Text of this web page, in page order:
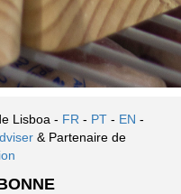
Lisboa - FR - PT - EN -
& Partenaire de